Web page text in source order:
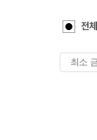
전체